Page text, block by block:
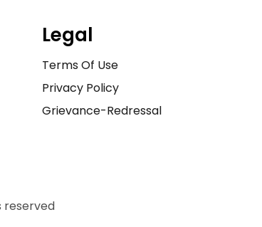
Legal
Terms Of Use
Privacy Policy
Grievance-Redressal
reserved